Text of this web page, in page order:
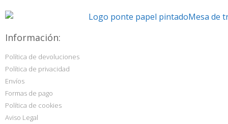
Información:
Política de devoluciones
Política de privacidad
Envíos
Formas de pago
Política de cookies
Aviso Legal